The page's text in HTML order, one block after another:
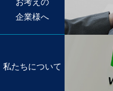
私たちについて
企業様へ